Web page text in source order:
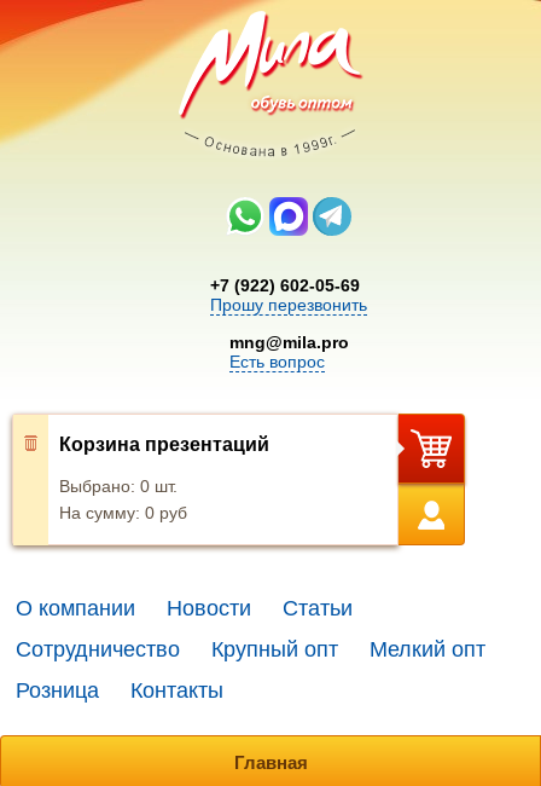
+7 (922) 602-05-69
Прошу перезвонить
mng@mila.pro
Есть вопрос
Корзина презентаций
Выбрано: 0 шт.
На сумму: 0 руб
О компании Новости
Статьи
Сотрудничество
Крупный опт
Мелкий опт
Розница
Контакты
Главная